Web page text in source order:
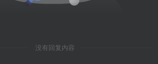
没有回复内容